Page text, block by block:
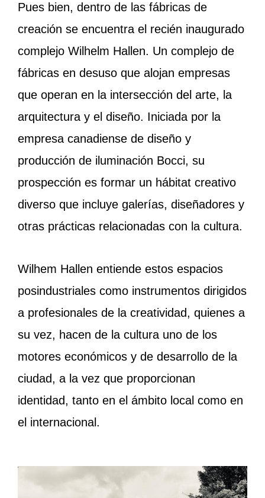
Pues bien, dentro de las fábricas de
creación se encuentra el recién inaugurado
complejo Wilhelm Hallen. Un complejo de
fábricas en desuso que alojan empresas
que operan en la intersección del arte, la
arquitectura y el diseño. Iniciada por la
empresa canadiense de diseño y
producción de iluminación Bocci, su
prospección es formar un hábitat creativo
diverso que incluye galerías, diseñadores y
otras prácticas relacionadas con la cultura.
Wilhem Hallen entiende estos espacios
posindustriales como instrumentos dirigidos
a profesionales de la creatividad, quienes a
su vez, hacen de la cultura uno de los
motores económicos y de desarrollo de la
ciudad, a la vez que proporcionan
identidad, tanto en el ámbito local como en
el internacional.